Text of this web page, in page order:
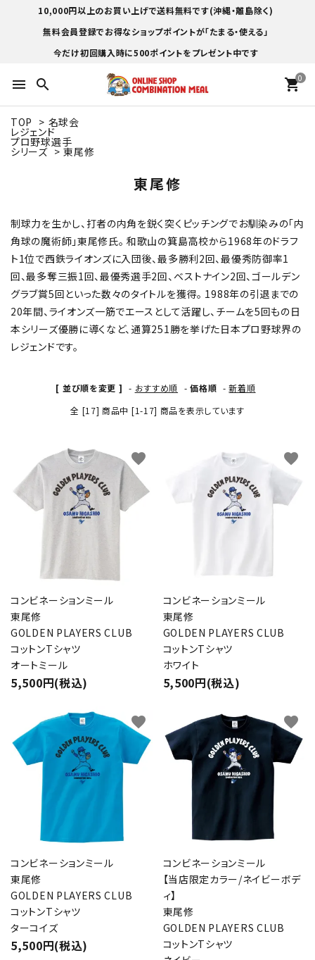
10,000円以上のお買い上げで送料無料です(沖縄・離島除く)
無料会員登録でお得なショップポイントが「たまる・使える」
今だけ初回購入時に500ポイントをプレゼント中です
menu search 0
shopping_cart
TOP > 名球会
レジェンド
プロ野球選手
シリーズ > 東尾修
東尾修
制球力を生かし、打者の内角を鋭く突くピッチングでお馴染みの「内
角球の魔術師」東尾修氏。 和歌山の箕島高校から1968年のドラフ
ト1位で西鉄ライオンズに入団後、最多勝利2回、最優秀防御率1
回、最多奪三振1回、最優秀選手2回、ベストナイン2回、ゴールデン
グラブ賞5回といった数々のタイトルを獲得。 1988年の引退までの
20年間、ライオンズ一筋でエースとして活躍し、チームを5回もの日
本シリーズ優勝に導くなど、通算251勝を挙げた日本プロ野球界の
レジェンドです。
[ 並び順を変更 ] - おすすめ順 -価格順 -新着順
全 [17] 商品中 [1-17] 商品を表示しています
コンビネーションミール
東尾修
GOLDEN PLAYERS CLUB
コットンTシャツ
オートミール
5,500円(税込)
favorite
コンビネーションミール
東尾修
GOLDEN PLAYERS CLUB
コットンTシャツ
ホワイト
5,500円(税込)
favorite
コンビネーションミール
東尾修
GOLDEN PLAYERS CLUB
コットンTシャツ
ターコイズ
5,500円(税込)
favorite
コンビネーションミール
【当店限定カラー/ネイビーボデ
ィ】
東尾修
GOLDEN PLAYERS CLUB
コットンTシャツ
favorite